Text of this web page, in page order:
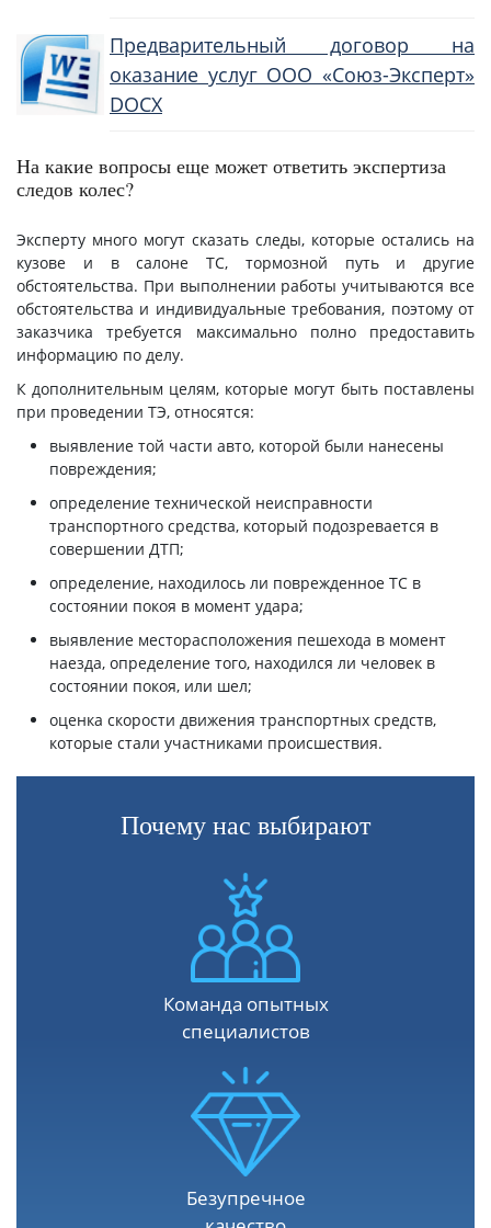
Предварительный договор на
оказание услуг ООО «Союз-Эксперт»
DOCX
На какие вопросы еще может ответить экспертиза
следов колес?
Эксперту много могут сказать следы, которые остались на
кузове и в салоне ТС, тормозной путь и другие
обстоятельства. При выполнении работы учитываются все
обстоятельства и индивидуальные требования, поэтому от
заказчика требуется максимально полно предоставить
информацию по делу.
К дополнительным целям, которые могут быть поставлены
при проведении ТЭ, относятся:
выявление той части авто, которой были нанесены
повреждения;
определение технической неисправности
транспортного средства, который подозревается в
совершении ДТП;
определение, находилось ли поврежденное ТС в
состоянии покоя в момент удара;
выявление месторасположения пешехода в момент
наезда, определение того, находился ли человек в
состоянии покоя, или шел;
оценка скорости движения транспортных средств,
которые стали участниками происшествия.
Почему нас выбирают
Команда опытных
специалистов
Безупречное